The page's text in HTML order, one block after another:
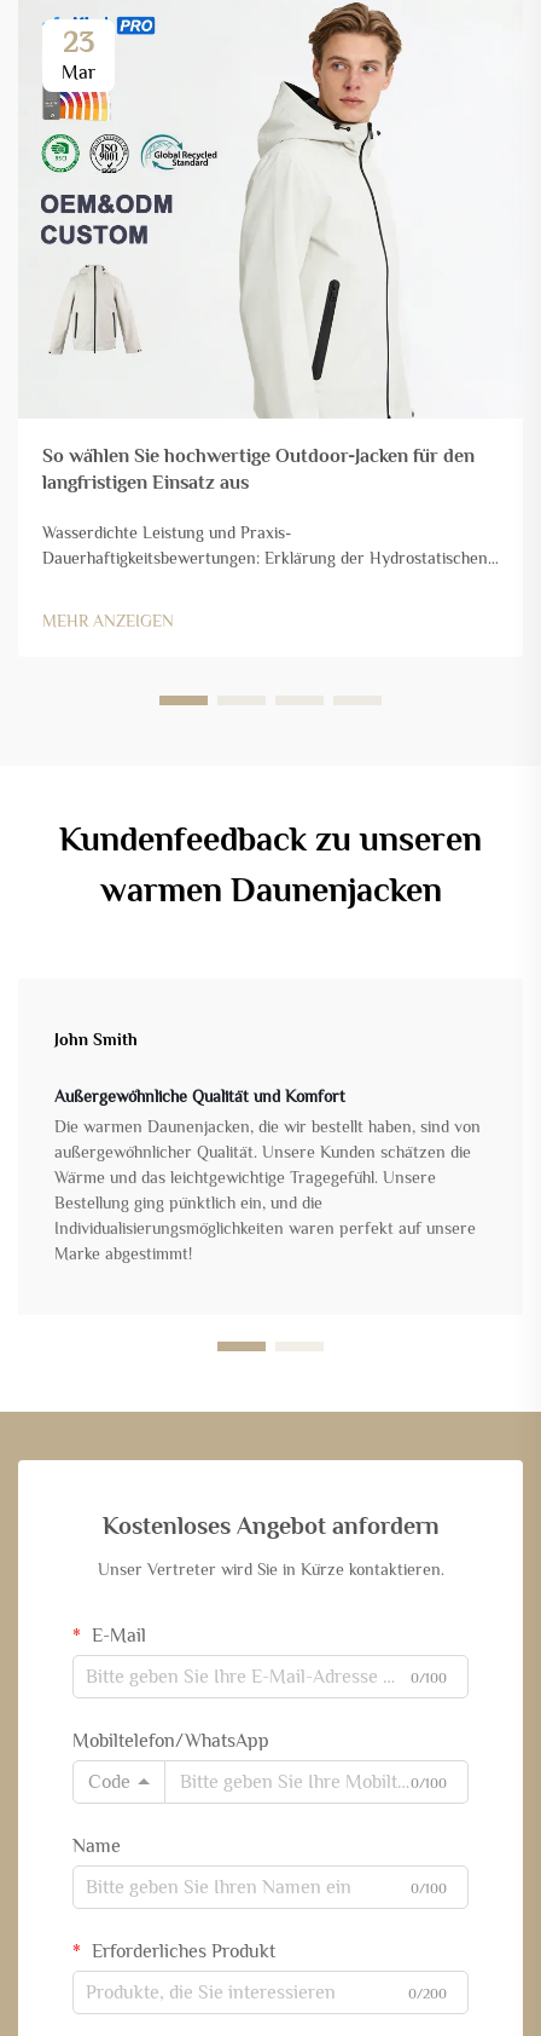
23
Mar
So wählen Sie hochwertige Outdoor-Jacken für den
langfristigen Einsatz aus
Wasserdichte Leistung und Praxis-
Dauerhaftigkeitsbewertungen: Erklärung der Hydrostatischen
Druckhöhe (HH) gibt grundsätzlich an, wie wasserdicht ein
MEHR ANZEIGEN
Kundenfeedback zu unseren
warmen Daunenjacken
John Smith
Außergewöhnliche Qualität und Komfort
Die warmen Daunenjacken, die wir bestellt haben, sind von
außergewöhnlicher Qualität. Unsere Kunden schätzen die
Wärme und das leichtgewichtige Tragegefühl. Unsere
Bestellung ging pünktlich ein, und die
Individualisierungsmöglichkeiten waren perfekt auf unsere
Marke abgestimmt!
Kostenloses Angebot anfordern
Unser Vertreter wird Sie in Kürze kontaktieren.
E-Mail
0/100
Mobiltelefon/WhatsApp
Code
0/100
Name
0/100
Erforderliches Produkt
0/200